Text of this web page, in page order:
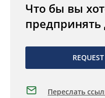
Что бы вы
предпринять
Переслать